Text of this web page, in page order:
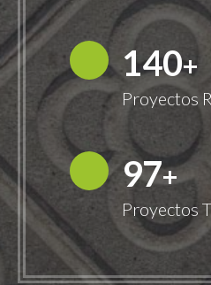
149+
Proyectos
100+
Proyectos